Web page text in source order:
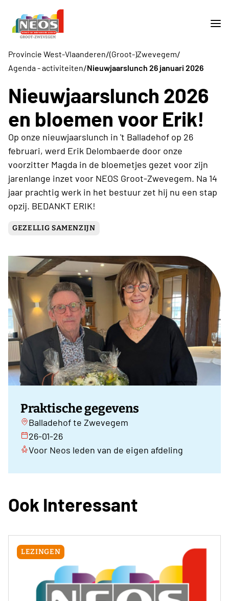
Provincie West-Vlaanderen/(Groot-)Zwevegem/
Agenda - activiteiten/Nieuwjaarslunch 26 januari 2026
Nieuwjaarslunch 2026
en bloemen voor Erik!
Op onze nieuwjaarslunch in 't Balladehof op 26
februari, werd Erik Delombaerde door onze
voorzitter Magda in de bloemetjes gezet voor zijn
jarenlange inzet voor NEOS Groot-Zwevegem. Na 14
jaar prachtig werk in het bestuur zet hij nu een stap
opzij. BEDANKT ERIK!
GEZELLIG SAMENZIJN
Praktische gegevens
Balladehof te Zwevegem
26-01-26
Voor Neos leden van de eigen afdeling
Ook Interessant
LEZINGEN